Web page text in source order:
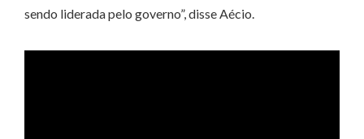
sendo liderada pelo governo”, disse Aécio.